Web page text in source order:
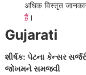
अधिक विस्तृत
हैं।
Gujarati
શીર્ષક: પેટના કેન્સર
જોખમને સમજવી